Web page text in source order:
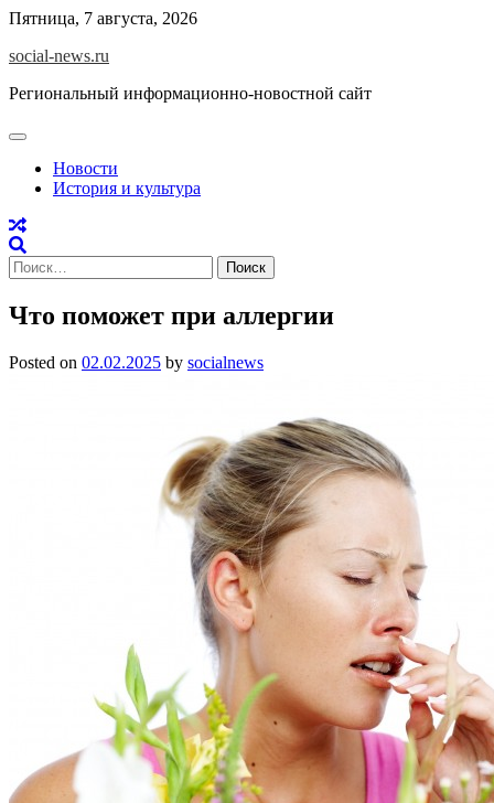
Skip
content
Пятница, 7 августа, 2026
social-news.ru
Региональный информационно-новостной сайт
Новости
История и культура
Найти:
Что поможет при аллергии
Posted on 02.02.2025 by socialnews